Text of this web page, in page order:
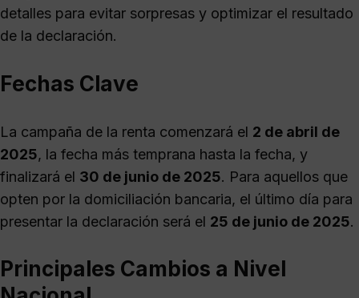
detalles para evitar sorpresas y optimizar el resultado
de la declaración.
Fechas Clave
La campaña de la renta comenzará el 2 de abril de
2025, la fecha más temprana hasta la fecha, y
finalizará el 30 de junio de 2025. Para aquellos que
opten por la domiciliación bancaria, el último día para
presentar la declaración será el 25 de junio de 2025.
Principales Cambios a Nivel